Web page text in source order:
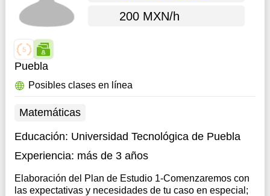
200 MXN/h
Puebla
Posibles clases en línea
Matemáticas
Educación: Universidad Tecnológica de Puebla
Experiencia: más de 3 años
Elaboración del Plan de Estudio 1-Comenzaremos con
las expectativas y necesidades de tu caso en especial;